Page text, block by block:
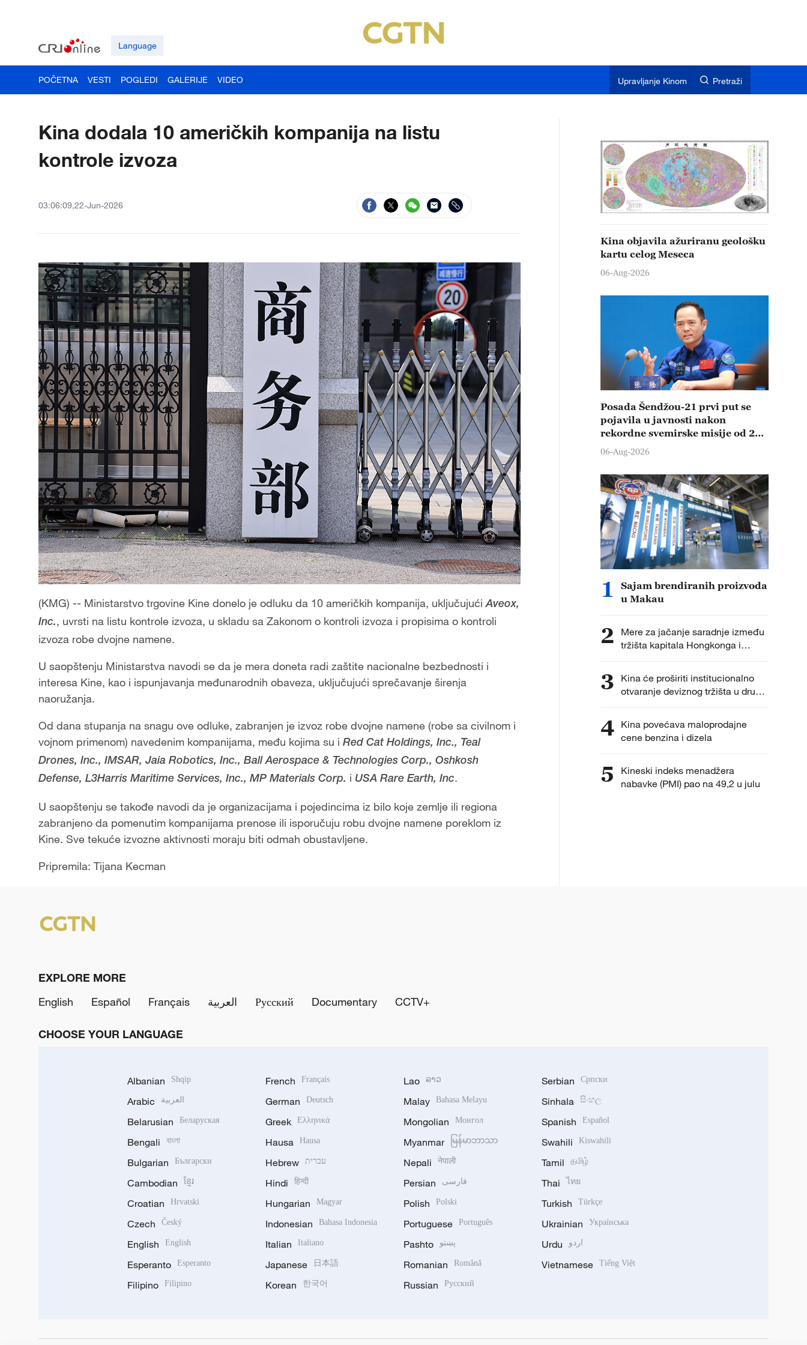
Language
POČETNA VESTI POGLEDI GALERIJE VIDEO Upravljanje Kinom Pretraži
Kina dodala 10 američkih kompanija na listu
kontrole izvoza
03:06:09,22-Jun-2026
(KMG) -- Ministarstvo trgovine Kine donelo je odluku da 10 američkih kompanija, uključujućiAveox,
Inc., uvrsti na listu kontrole izvoza, u skladu sa Zakonom o kontroli izvoza i propisima o kontroli
izvoza robe dvojne namene.
U saopštenju Ministarstva navodi se da je mera doneta radi zaštite nacionalne bezbednosti i
interesa Kine, kao i ispunjavanja međunarodnih obaveza, uključujući sprečavanje širenja
naoružanja.
Od dana stupanja na snagu ove odluke, zabranjen je izvoz robe dvojne namene (robe sa civilnom i
vojnom primenom) navedenim kompanijama, među kojima su i Red Cat Holdings, Inc., Teal
Drones, Inc., IMSAR, Jaia Robotics, Inc., Ball Aerospace & Technologies Corp., Oshkosh
Defense, L3Harris Maritime Services, Inc., MP Materials Corp. i USA Rare Earth, Inc.
U saopštenju se takođe navodi da je organizacijama i pojedincima iz bilo koje zemlje ili regiona
zabranjeno da pomenutim kompanijama prenose ili isporučuju robu dvojne namene poreklom iz
Kine. Sve tekuće izvozne aktivnosti moraju biti odmah obustavljene.
Pripremila: Tijana Kecman
Kina objavila ažuriranu geološku
kartu celog Meseca
06-Aug-2026
Posada Šendžou-21 prvi put se
pojavila u javnosti nakon
rekordne svemirske misije od 210
dana
06-Aug-2026
1
Sajam brendiranih proizvoda
u Makau
2
Mere za jačanje saradnje između
tržišta kapitala Hongkonga i
kontinentalnog dela Kine
3
Kina će proširiti institucionalno
otvaranje deviznog tržišta u drugoj
polovini godine
4 Kina povećava maloprodajne
cene benzina i dizela
5
Kineski indeks menadžera
nabavke (PMI) pao na 49,2 u julu
EXPLORE MORE
English
Español Français العربية Русский Documentary CCTV+
CHOOSE YOUR LANGUAGE
Albanian Shqip
Arabic العربية
Belarusian Беларуская
Bengali বাংলা
Bulgarian Български
Cambodian ខ្មែរ
Croatian Hrvatski
Czech Český
English English
Esperanto Esperanto
Filipino Filipino
French Français
German Deutsch
Greek Ελληνικά
Hausa Hausa
Hebrew עברית
Hindi हिन्दी
Hungarian Magyar
Indonesian Bahasa Indonesia
Italian Italiano
Japanese 日本語
Korean 한국어
Lao ລາວ
Malay Bahasa Melayu
Mongolian Монгол
Myanmar မြန်မာဘာသာ
Nepali नेपाली
Persian فارسی
Polish Polski
Portuguese Português
Pashto پښتو
Romanian Română
Russian Русский
Serbian Српски
Sinhala සිංහල
Spanish Español
Swahili Kiswahili
Tamil தமிழ்
Thai ไทย
Turkish Türkçe
Ukrainian Українська
Urdu اردو
Vietnamese Tiếng Việt